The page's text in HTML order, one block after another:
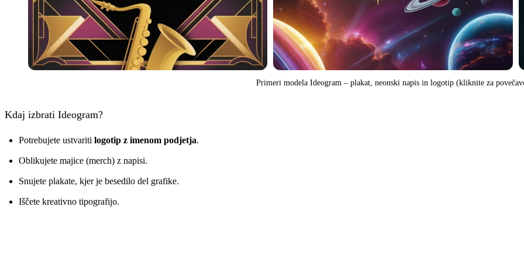
Primeri modela Ideogram – plakat, neonski napis in logotip (kliknite za
Kdaj izbrati Ideogram?
Potrebujete ustvariti logotip z imenom podjetja.
Oblikujete majice (merch) z napisi.
Snujete plakate, kjer je besedilo del grafike.
Iščete kreativno tipografijo.